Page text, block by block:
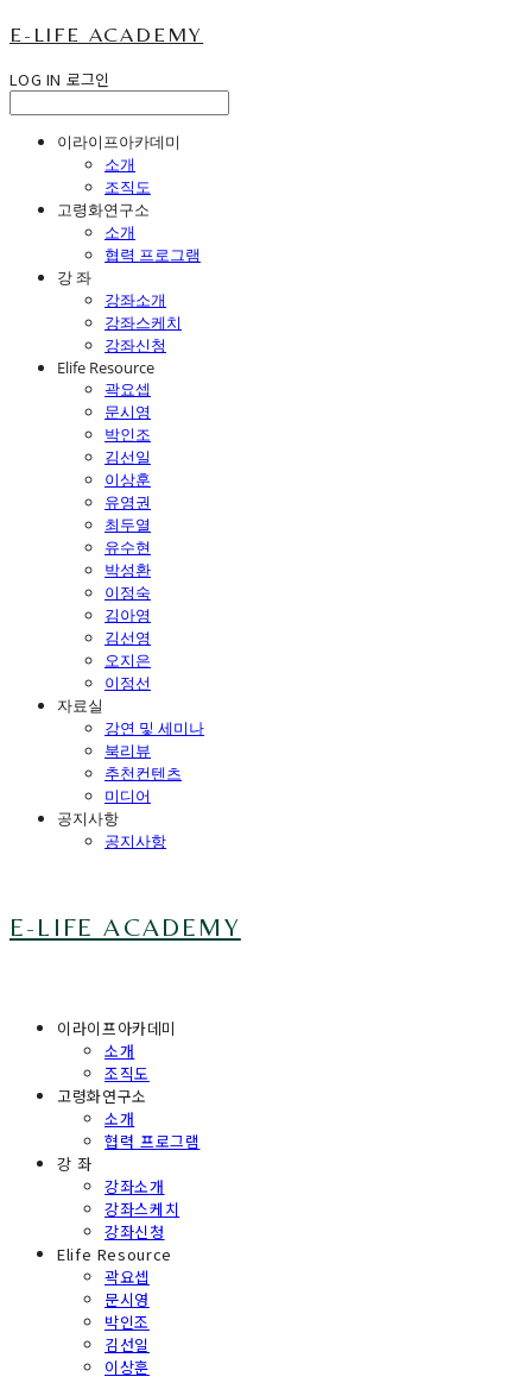
E-LIFE ACADEMY
LOG IN 로그인
이라이프아카데미
소개
조직도
고령화연구소
소개
협력 프로그램
강 좌
강좌소개
강좌스케치
강좌신청
Elife Resource
곽요셉
문시영
박인조
김선일
이상훈
유영권
최두열
유수현
박성환
이정숙
김아영
김선영
오지은
이정선
자료실
강연 및 세미나
북리뷰
추천컨텐츠
미디어
공지사항
공지사항
E-LIFE ACADEMY
이라이프아카데미
소개
조직도
고령화연구소
소개
협력 프로그램
강 좌
강좌소개
강좌스케치
강좌신청
Elife Resource
곽요셉
문시영
박인조
김선일
이상훈